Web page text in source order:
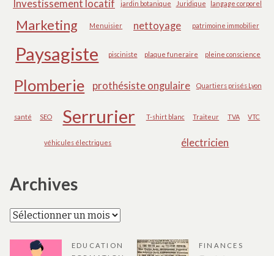
Investissement locatif jardin botanique Juridique langage corporel
Marketing Menuisier nettoyage patrimoine immobilier
Paysagiste pisciniste plaque funeraire pleine conscience
Plomberie prothésiste ongulaire Quartiers prisés Lyon
santé SEO Serrurier T-shirt blanc Traiteur TVA VTC
véhicules électriques électricien
Archives
Archives
EDUCATION
FINANCES